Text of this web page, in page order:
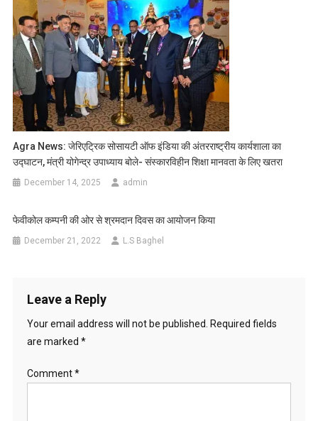
Agra News: जेरिएट्रिक सोसायटी ऑफ इंडिया की अंतरराष्ट्रीय कार्यशाला का
उद्घाटन, मंत्री योगेन्द्र उपाध्याय बोले- संस्कारविहीन शिक्षा मानवता के लिए खतरा
December 14, 2025 admin
फेवीकोल कम्पनी की ओर से श्रमदान दिवस का आयोजन किया
December 21, 2022 L.S Baghel
Leave a Reply
Your email address will not be published.
Required fields
are marked *
Comment*